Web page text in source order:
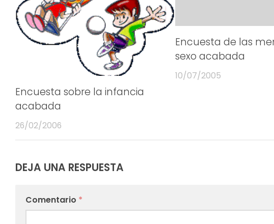
Encuesta sobre la infancia
acabada
26/02/2006
Encuesta de las
sexo acabada
10/07/2005
DEJA UNA RESPUESTA
Comentario *